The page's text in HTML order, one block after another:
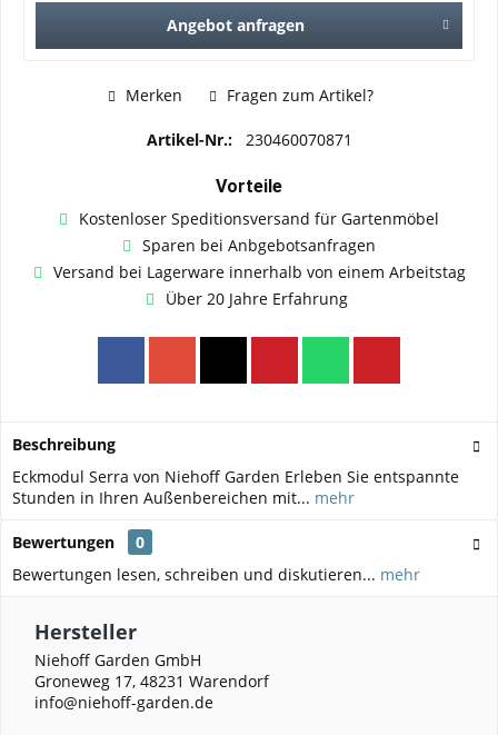
Angebot anfragen
Merken Fragen zum Artikel?
Artikel-Nr.: 230460070871
Vorteile
Kostenloser Speditionsversand für Gartenmöbel
Sparen bei Anbgebotsanfragen
Versand bei Lagerware innerhalb von einem Arbeitstag
Über 20 Jahre Erfahrung
Beschreibung
Eckmodul Serra von Niehoff Garden Erleben Sie entspannte
Stunden in Ihren Außenbereichen mit... mehr
Bewertungen
0
Bewertungen lesen, schreiben und diskutieren... mehr
Hersteller
Niehoff Garden GmbH
Groneweg 17, 48231 Warendorf
info@niehoff-garden.de